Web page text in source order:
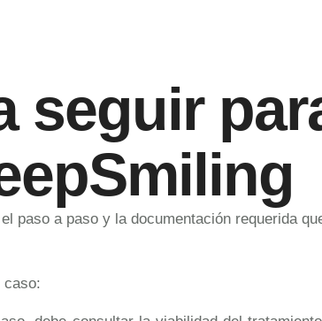
seguir
paso a paso y la documentación requerida
caso: